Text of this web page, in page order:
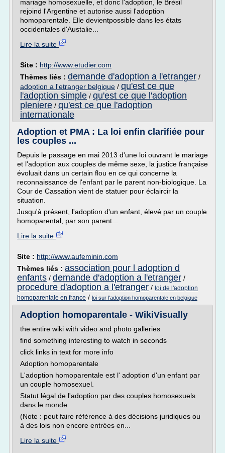
mariage homosexuelle, et donc l'adoption, le Brésil
rejoind l'Argentine et autorise aussi l'adoption
homoparentale. Elle devientpossible dans les états
occidentales d'Austalie...
Lire la suite
Site : http://www.etudier.com
Thèmes liés : demande d'adoption a l'etranger /
adoption a l'etranger belgique / qu'est ce que
l'adoption simple / qu'est ce que l'adoption
pleniere / qu'est ce que l'adoption
internationale
Adoption et PMA : La loi enfin clarifiée pour
les couples ...
Depuis le passage en mai 2013 d'une loi ouvrant le mariage
et l'adoption aux couples de même sexe, la justice française
évoluait dans un certain flou en ce qui concerne la
reconnaissance de l'enfant par le parent non-biologique. La
Cour de Cassation vient de statuer pour éclaircir la
situation.
Jusqu'à présent, l'adoption d'un enfant, élevé par un couple
homoparental, par son parent...
Lire la suite
Site : http://www.aufeminin.com
Thèmes liés : association pour l adoption d
enfants / demande d'adoption a l'etranger /
procedure d'adoption a l'etranger / loi de l'adoption
homoparentale en france / loi sur l'adoption homoparentale en belgique
Adoption homoparentale - WikiVisually
the entire wiki with video and photo galleries
find something interesting to watch in seconds
click links in text for more info
Adoption homoparentale
L'adoption homoparentale est l' adoption d'un enfant par
un couple homosexuel.
Statut légal de l'adoption par des couples homosexuels
dans le monde
(Note : peut faire référence à des décisions juridiques ou
à des lois non encore entrées en...
Lire la suite